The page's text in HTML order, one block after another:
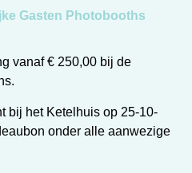
Gasten Photobooths
vanaf € 250,00 bij de
bij het Ketelhuis op 25-10-
onder alle aanwezige